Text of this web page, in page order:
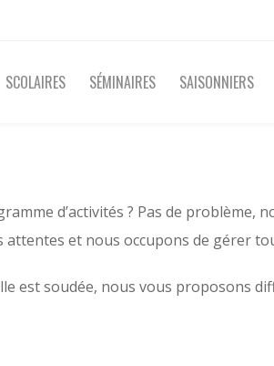
SCOLAIRES SÉMINAIRES SAISONNIERS
d’activités ? Pas de
et nous occupons de gérer
est soudée, nous vous proposons